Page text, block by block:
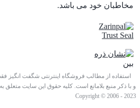
مخاطبان خود می باشد.
استفاده از مطالب فروشگاه اینترنتی شگفت انگیز
و با ذکر منبع بلامانع است. کلیه حقوق این سایت متعلق
Copyright © 2006 - 2023